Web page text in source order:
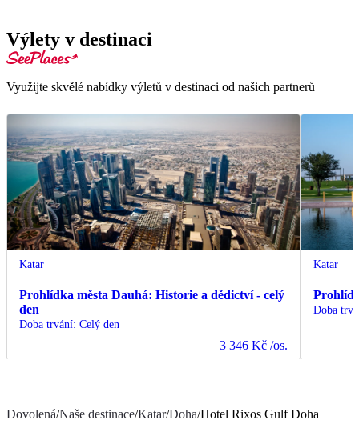
Výlety v destinaci
Využijte skvělé nabídky výletů v destinaci od našich partnerů
Katar
Prohlídka města Dauhá: Historie a dědictví - celý
den
Doba trvání: Celý den
3 346 Kč /os.
Katar
Doba
Dovolená/Naše destinace/Katar/Doha/Hotel Rixos Gulf Doha